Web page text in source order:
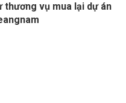
thương vụ mua lại dự án